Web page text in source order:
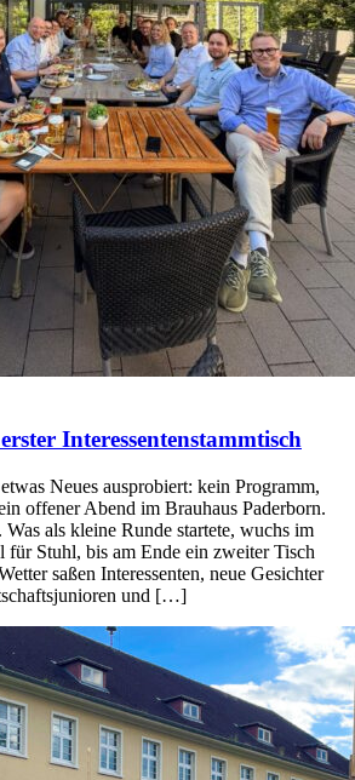
Interessentenstammtisch
Neues ausprobiert: kein Programm,
offener Abend im Brauhaus Paderborn.
als kleine Runde startete, wuchs im
für Stuhl, bis am Ende ein zweiter Tisch
saßen Interessenten, neue Gesichter
und […]